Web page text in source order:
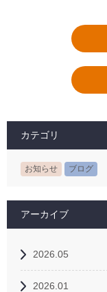
カテゴリ
お知らせ ブログ
アーカイブ
2026.05
2026.01